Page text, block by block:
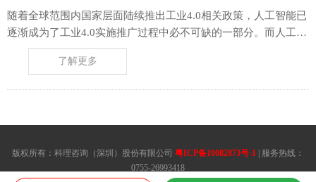
随着全球范围内国家层面陆续推出工业4.0相关政策，人工智能已
逐渐成为了工业4.0实施推广过程中必不可缺的一部分。而人工智
能，工业4.0与化工行业所产生的交集，让现今传统行业看到了次
时代技术可以为其运营模式，生产方式所带来的影响。根据不完
了解更多
版权所有：科理咨询（深圳）股份有限公司 粤ICP备10082873号-1 | 服务热线：
0755-26993418